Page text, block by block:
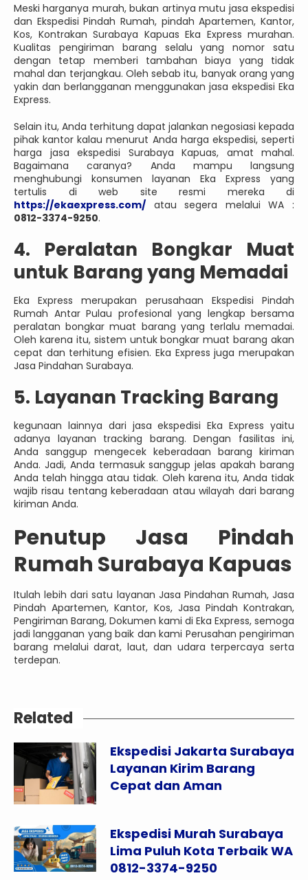
Meski harganya murah, bukan artinya mutu jasa ekspedisi
dan Ekspedisi Pindah Rumah, pindah Apartemen, Kantor,
Kos, Kontrakan Surabaya Kapuas Eka Express murahan.
Kualitas pengiriman barang selalu yang nomor satu
dengan tetap memberi tambahan biaya yang tidak
mahal dan terjangkau. Oleh sebab itu, banyak orang yang
yakin dan berlangganan menggunakan jasa ekspedisi Eka
Express.
Selain itu, Anda terhitung dapat jalankan negosiasi kepada
pihak kantor kalau menurut Anda harga ekspedisi, seperti
harga jasa ekspedisi Surabaya Kapuas, amat mahal.
Bagaimana caranya? Anda mampu langsung
menghubungi konsumen layanan Eka Express yang
tertulis di web site resmi mereka di
https://ekaexpress.com/ atau segera melalui WA :
0812-3374-9250.
4. Peralatan Bongkar Muat
untuk Barang yang Memadai
Eka Express merupakan perusahaan Ekspedisi Pindah
Rumah Antar Pulau profesional yang lengkap bersama
peralatan bongkar muat barang yang terlalu memadai.
Oleh karena itu, sistem untuk bongkar muat barang akan
cepat dan terhitung efisien. Eka Express juga merupakan
Jasa Pindahan Surabaya.
5. Layanan Tracking Barang
kegunaan lainnya dari jasa ekspedisi Eka Express yaitu
adanya layanan tracking barang. Dengan fasilitas ini,
Anda sanggup mengecek keberadaan barang kiriman
Anda. Jadi, Anda termasuk sanggup jelas apakah barang
Anda telah hingga atau tidak. Oleh karena itu, Anda tidak
wajib risau tentang keberadaan atau wilayah dari barang
kiriman Anda.
Penutup Jasa Pindah
Rumah Surabaya Kapuas
Itulah lebih dari satu layanan Jasa Pindahan Rumah, Jasa
Pindah Apartemen, Kantor, Kos, Jasa Pindah Kontrakan,
Pengiriman Barang, Dokumen kami di Eka Express, semoga
jadi langganan yang baik dan kami Perusahan pengiriman
barang melalui darat, laut, dan udara terpercaya serta
terdepan.
Related
Ekspedisi Jakarta Surabaya
Layanan Kirim Barang
Cepat dan Aman
Ekspedisi Murah Surabaya
Lima Puluh Kota Terbaik WA
0812-3374-9250